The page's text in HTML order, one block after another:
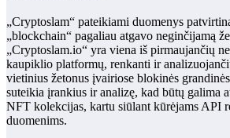
„Cryptoslam“ pateikiami duomenys
„blockchain“ pagaliau atgavo neginčijamą
„Cryptoslam.io“ yra viena iš pirmaujančių
kaupiklio platformų, renkanti ir
vietinius žetonus įvairiose blokinės
suteikia įrankius ir analizę, kad būtų galima
NFT kolekcijas, kartu siūlant kūrėjams API
duomenims.